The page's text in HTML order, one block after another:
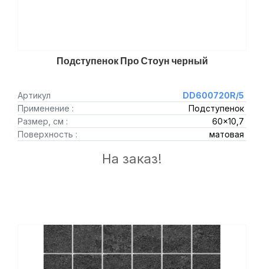
Подступенок Про Стоун черный
Артикул
DD600720R/5
Применение :
Подступенок
Размер, см :
60x10,7
Поверхность :
матовая
На заказ!